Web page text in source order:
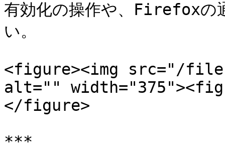
有効化の操作や、Firefoxの
い。
<figure><img src="/files/
alt=""
</figure>
***